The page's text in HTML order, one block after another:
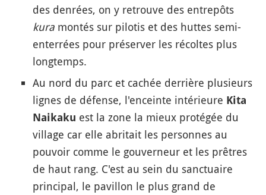
des denrées, on y retrouve des entrepôts
kura montés sur pilotis et des huttes semi-
enterrées pour préserver les récoltes plus
longtemps.
Au nord du parc et cachée derrière plusieurs
lignes de défense, l'enceinte intérieure Kita
Naikaku est la zone la mieux protégée du
village car elle abritait les personnes au
pouvoir comme le gouverneur et les prêtres
de haut rang. C'est au sein du sanctuaire
principal, le pavillon le plus grand de